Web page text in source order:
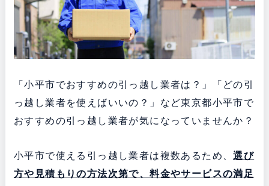
「小平市でおすすめの引っ越し業者は？」「どの引
っ越し業者を使えばいいの？」など東京都小平市で
おすすめの引っ越し業者が気になっていませんか？
小平市で使える引っ越し業者は複数あるため、選び
方や見積もりの方法次第で、料金やサービスの満足